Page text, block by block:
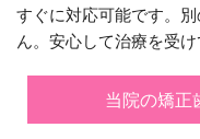
すぐに対応可能です。
ん。安心して治療を受
当院の矯正